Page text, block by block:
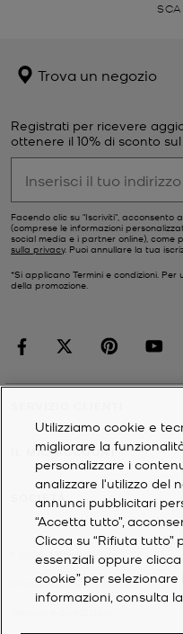
Trova un negozio
Registrati per ricevere
ottenere il 10% di sconto
Facendo clic su "Iscriviti", acconsento
(comprese le informazioni
social media e i partner online), come
sulla privacy. Puoi annullare la tua
*Si applicano Termini e condizioni.
della promozione.
IL MIO ACCOUNT
SOCIETÀ
Michael Kors
Informativa sulla privacy
Utilizziamo cookie e
migliorare la
personalizzare i
analizzare l'utilizzo del
annunci pubblicitari
“Accetta tutto”,
Clicca su “Rifiuta
essenziali oppure
cookie” per
informazioni, consulta